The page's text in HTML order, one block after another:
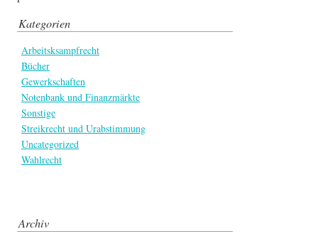
Kategorien
Arbeitsksampfrecht
Bücher
Gewerkschaften
Notenbank und Finanzmärkte
Sonstige
Streikrecht und Urabstimmung
Uncategorized
Wahlrecht
Archiv